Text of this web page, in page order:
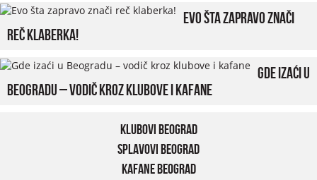
Evo šta zapravo znači
reč klaberka!
Gde izaći u
Beogradu – vodič kroz klubove i kafane
Klubovi Beograd
Splavovi Beograd
Kafane Beograd